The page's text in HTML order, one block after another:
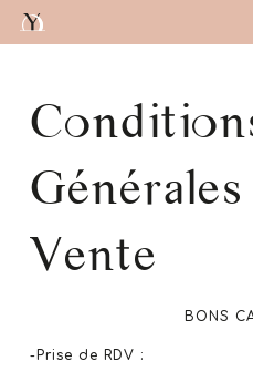
main
Vente
BONS
-Prise de RDV :